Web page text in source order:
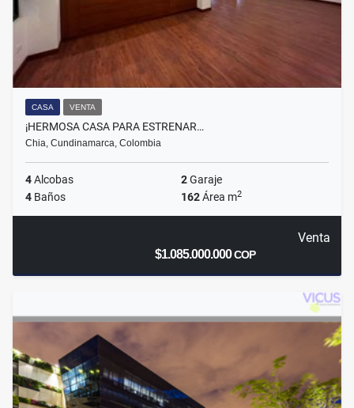
CASA VENTA
¡HERMOSA CASA PARA ESTRENAR…
Chia, Cundinamarca, Colombia
4Alcobas 2Garaje
4 Baños 162Área m2
Venta
$1.085.000.000COP